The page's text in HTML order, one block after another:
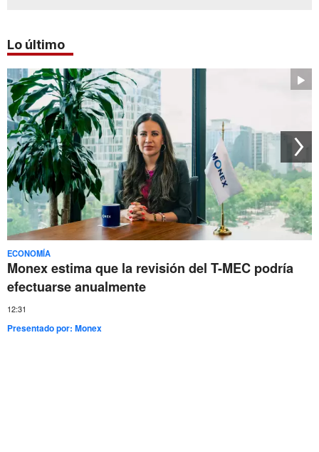
Lo último
ECONOMÍA
Monex estima que la revisión del T-MEC podría
efectuarse anualmente
12:31
Presentado por:Monex